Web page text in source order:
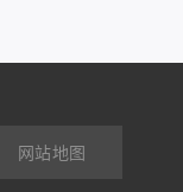
网站地图